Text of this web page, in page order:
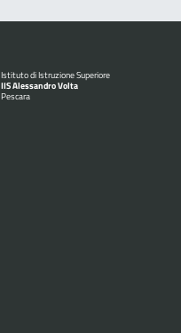
Istituto di Istruzione Superiore
IIS Alessandro Volta
Pescara